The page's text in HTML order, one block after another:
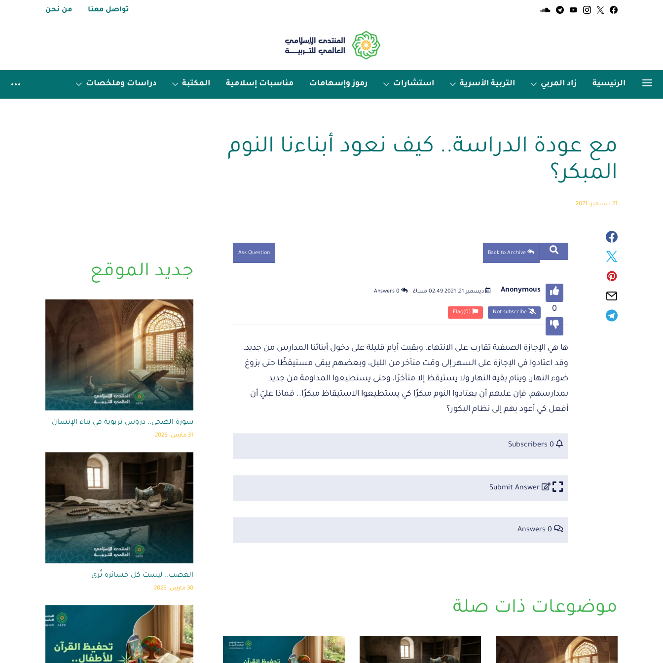
تواصل معنا من نحن
الرئيسية زاد المربي التربية الأسرية استشارات رموز وإسهامات مناسبات إسلامية المكتبة دراسات وملخصات
مع عودة الدراسة.. كيف نعود أبناءنا النوم
المبكر؟
21 ديسمبر، 2021
Ask Question
0
Anonymous ديسمبر 21, 2021 02:49 مساءً
Flag(0)
ها هي الإجازة الصيفية تقارب على الانتهاء، وبقيت أيام قليلة على دخول أبنائنا المدارس من جديد،
وقد اعتادوا في الإجازة على السهر إلى وقت متأخر من الليل، وبعضهم يبقى مستيقظًا حتى بزوغ
ضوء النهار، وينام بقية النهار ولا يستيقظ إلا متأخرًا، وحتى يستطيعوا المداومة من جديد
بمدارسهم، فإن عليهم أن يعتادوا النوم مبكرًا كي يستطيعوا الاستيقاظ مبكرًا.. فماذا عليّ أن
أفعل كي أعود بهم إلى نظام البكور؟
موضوعات ذات صلة
جديد الموقع
سورة الضحى.. دروس تربوية في بناء الإنسان
31 مارس، 2026
الغضب.. ليست كل خسائره تُرى
30 مارس، 2026